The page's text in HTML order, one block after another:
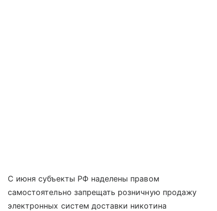
С июня субъекты РФ наделены правом
самостоятельно запрещать розничную продажу
электронных систем доставки никотина